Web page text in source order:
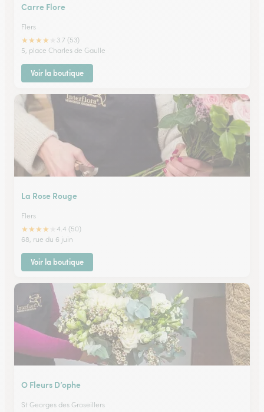
Carre Flore
Flers
★★★★
3.7 (53)
5, place Charles de Gaulle
Voir la boutique
La Rose Rouge
Flers
★★★★
4.4 (50)
68, rue du 6 juin
Voir la boutique
O Fleurs D’ophe
St Georges des Groseillers